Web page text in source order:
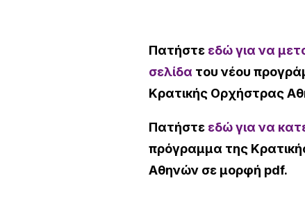
Πατήστε εδώ για να
σελίδα του νέου
Κρατικής Ορχήστρας
Πατήστε εδώ για να
πρόγραμμα της
Αθηνών σε μορφή pdf.